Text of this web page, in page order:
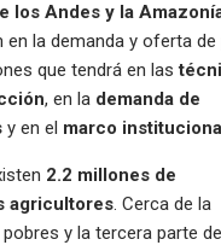
los Andes y la
en la demanda y oferta
que tendrá en las
, en la demanda de
y en el marco
2.2 millones de
agricultores. Cerca de la
y la tercera parte